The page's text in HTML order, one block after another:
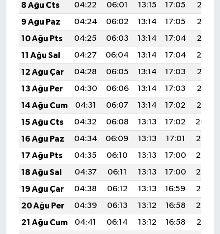
8 Ağu Cts
04:22 06:01 13:15 17:05
20:18
9 Ağu Paz
04:24 06:02 13:14 17:05
20:17
10 Ağu Pts
04:25 06:03 13:14 17:04
20:16
11 Ağu Sal
04:27 06:04 13:14 17:04
20:14
12 Ağu Çar
04:28 06:05 13:14 17:03
20:13
13 Ağu Per
04:30 06:06 13:14 17:03
20:12
14 Ağu Cum
04:31 06:07 13:14 17:02
20:10
15 Ağu Cts
04:32 06:08 13:13 17:02
20:09
16 Ağu Paz
04:34 06:09 13:13 17:01
20:08
17 Ağu Pts
04:35 06:10 13:13 17:00
20:06
18 Ağu Sal
04:37 06:11 13:13 17:00
20:05
19 Ağu Çar
04:38 06:12 13:13 16:59
20:03
20 Ağu Per
04:39 06:13 13:12 16:58
20:02
21 Ağu Cum
04:41 06:14 13:12 16:58
20:01